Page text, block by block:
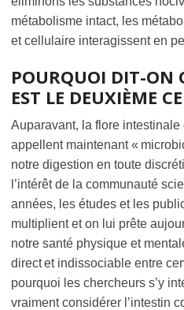
métabolisme intact, les
et cellulaire interagissent en
POURQUOI DIT-ON
EST LE DEUXIÈME
Auparavant, la flore
appellent maintenant «
notre digestion en toute
l’intérêt de la communauté
années, les études et les
multiplient et on lui prête
notre santé physique et
direct et indissociable entre
pourquoi les chercheurs s’y
vraiment considérer l’intestin